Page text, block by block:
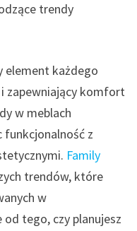
trendy
element każdego
zapewniający komfort
w meblach
funkcjonalność z
Family
trendów, które
w
tego, czy planujesz